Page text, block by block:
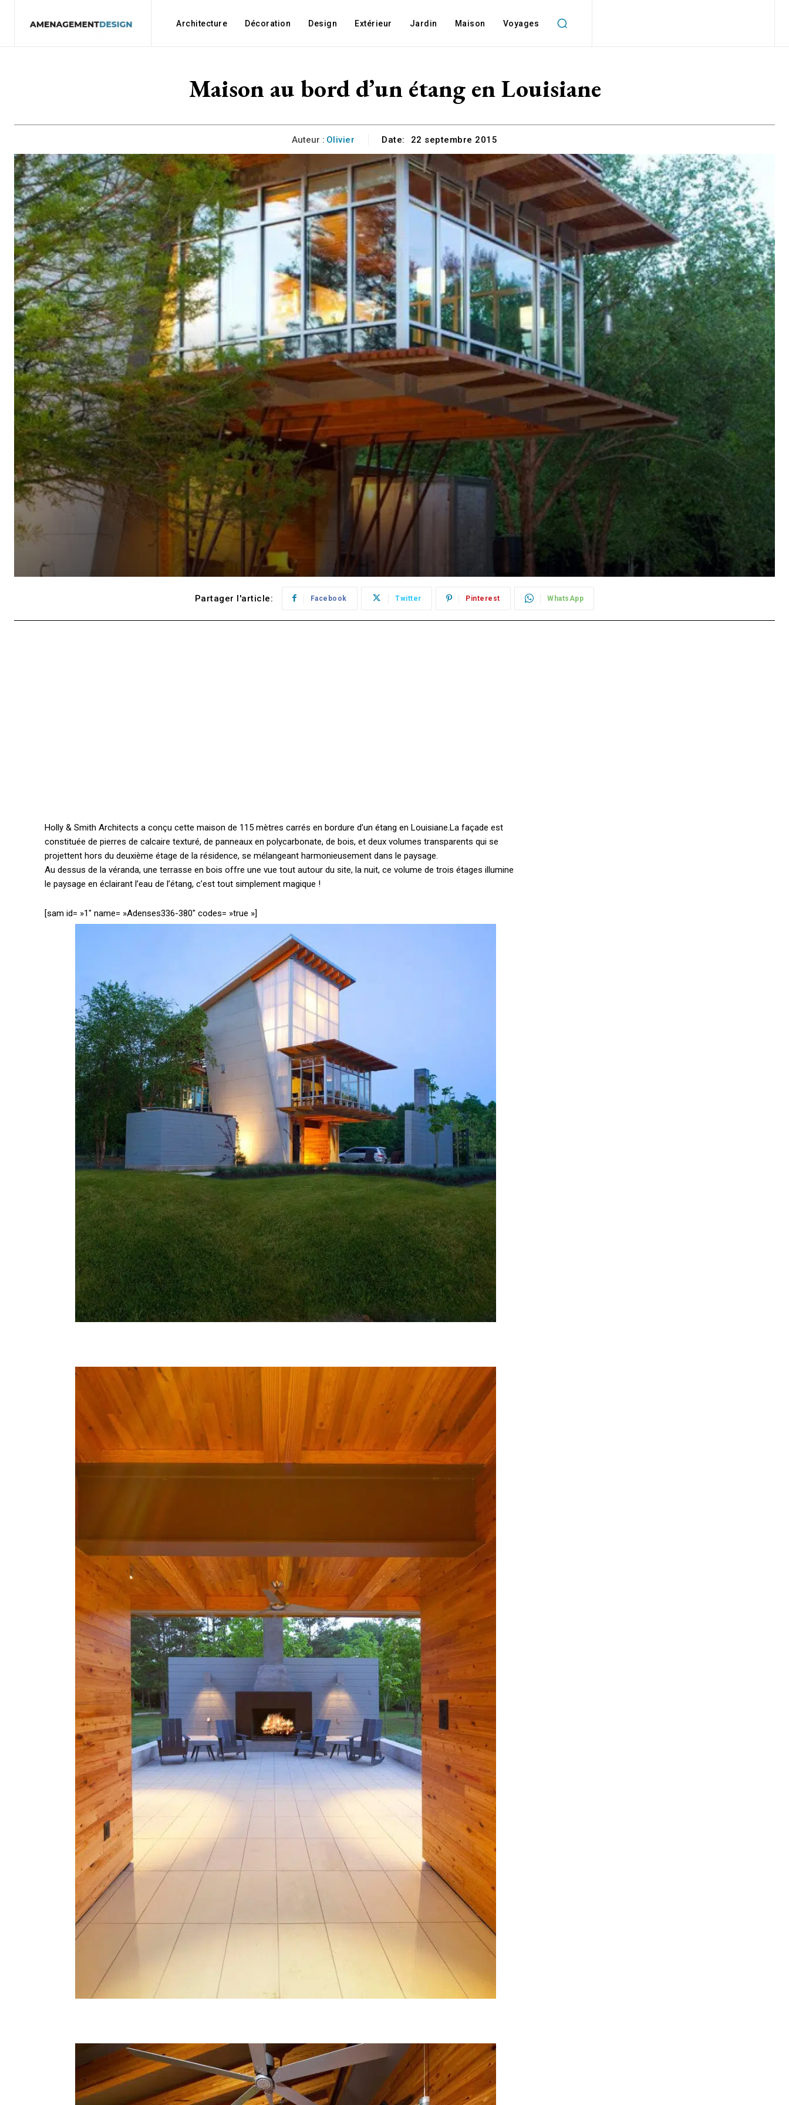
Architecture Décoration Design Extérieur Jardin Maison Voyages
Maison au bord d’un étang en Louisiane
Auteur : Olivier Date: 22 septembre 2015
Partager l'article: Facebook Twitter Pinterest WhatsApp
Holly & Smith Architects a conçu cette maison de 115 mètres carrés en bordure d’un étang en Louisiane.La façade est
constituée de pierres de calcaire texturé, de panneaux en polycarbonate, de bois, et deux volumes transparents qui se
projettent hors du deuxième étage de la résidence, se mélangeant harmonieusement dans le paysage.
Au dessus de la véranda, une terrasse en bois offre une vue tout autour du site, la nuit, ce volume de trois étages illumine
le paysage en éclairant l’eau de l’étang, c’est tout simplement magique !
[sam id= »1″ name= »Adenses336-380″ codes= »true »]